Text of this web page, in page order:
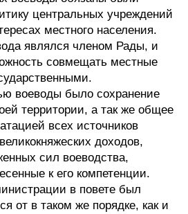
центральных учреждений
местного населения.
являлся членом Рады, и
совмещать местные
воеводы было сохранение
территории, а так же общее
всех источников
доходов,
сил воеводства,
к его компетенции.
в повете был
от в таком же порядке, как и